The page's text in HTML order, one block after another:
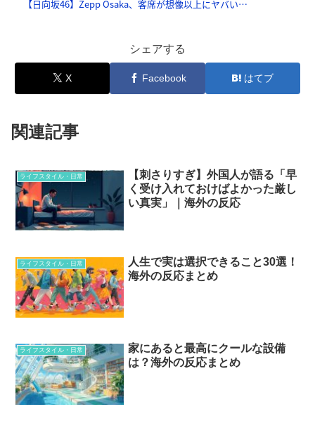
シェアする
X Facebook はてブ
関連記事
ライフスタイル・日常
【刺さりすぎ】外国人が語る「早
く受け入れておけばよかった厳し
い真実」｜海外の反応
ライフスタイル・日常
人生で実は選択できること30選！
海外の反応まとめ
ライフスタイル・日常
家にあると最高にクールな設備
は？海外の反応まとめ